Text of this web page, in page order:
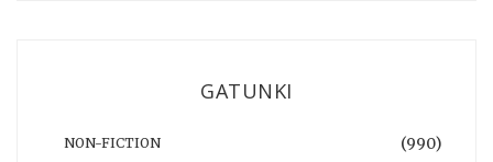
GATUNKI
NON-FICTION (990)